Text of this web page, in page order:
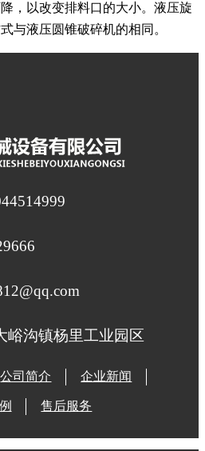
，以改变排料口的大小。液压旋
与液压圆锥破碎机的相同。
峪沟镇杨里工业园区
公司简介 企业新闻
售后服务